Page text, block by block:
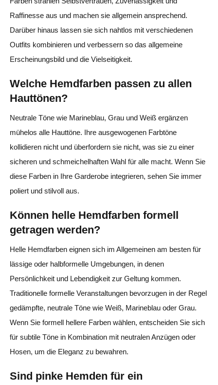
Raffinesse aus und machen sie allgemein ansprechend.
Darüber hinaus lassen sie sich nahtlos mit verschiedenen
Outfits kombinieren und verbessern so das allgemeine
Erscheinungsbild und die Vielseitigkeit.
Welche Hemdfarben passen zu allen
Hauttönen?
Neutrale Töne wie Marineblau, Grau und Weiß ergänzen
mühelos alle Hauttöne. Ihre ausgewogenen Farbtöne
kollidieren nicht und überfordern sie nicht, was sie zu einer
sicheren und schmeichelhaften Wahl für alle macht. Wenn Sie
diese Farben in Ihre Garderobe integrieren, sehen Sie immer
poliert und stilvoll aus.
Können helle Hemdfarben formell
getragen werden?
Helle Hemdfarben eignen sich im Allgemeinen am besten für
lässige oder halbformelle Umgebungen, in denen
Persönlichkeit und Lebendigkeit zur Geltung kommen.
Traditionelle formelle Veranstaltungen bevorzugen in der Regel
gedämpfte, neutrale Töne wie Weiß, Marineblau oder Grau.
Wenn Sie formell hellere Farben wählen, entscheiden Sie sich
für subtile Töne in Kombination mit neutralen Anzügen oder
Hosen, um die Eleganz zu bewahren.
Sind pinke Hemden für ein